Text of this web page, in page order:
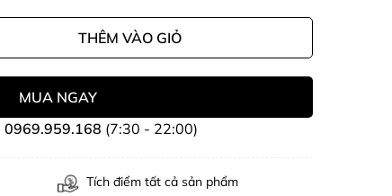
THÊM VÀO GIỎ
MUA NGAY
0969.959.168 (7:30 - 22:00)
Tích điểm tất cả sản phẩm